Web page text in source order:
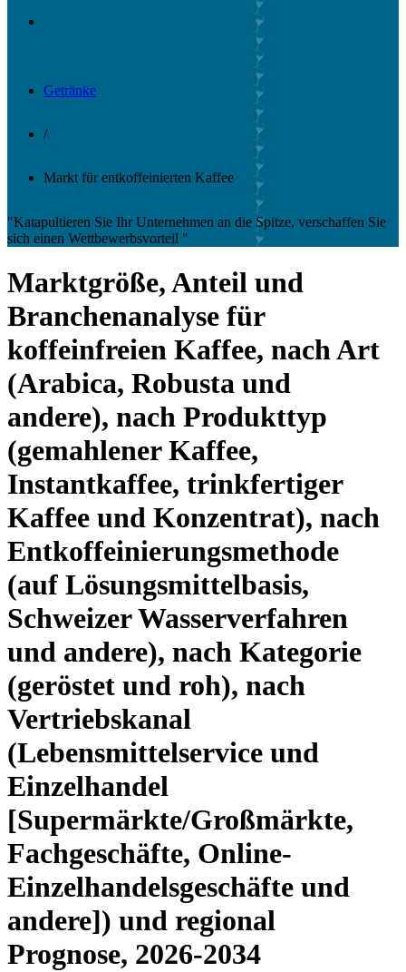
Getränke
/
Markt für entkoffeinierten Kaffee
"Katapultieren Sie Ihr Unternehmen an die Spitze, verschaffen Sie
sich einen Wettbewerbsvorteil "
Marktgröße, Anteil und
Branchenanalyse für
koffeinfreien Kaffee, nach Art
(Arabica, Robusta und
andere), nach Produkttyp
(gemahlener Kaffee,
Instantkaffee, trinkfertiger
Kaffee und Konzentrat), nach
Entkoffeinierungsmethode
(auf Lösungsmittelbasis,
Schweizer Wasserverfahren
und andere), nach Kategorie
(geröstet und roh), nach
Vertriebskanal
(Lebensmittelservice und
Einzelhandel
[Supermärkte/Großmärkte,
Fachgeschäfte, Online-
Einzelhandelsgeschäfte und
andere]) und regional
Prognose, 2026-2034